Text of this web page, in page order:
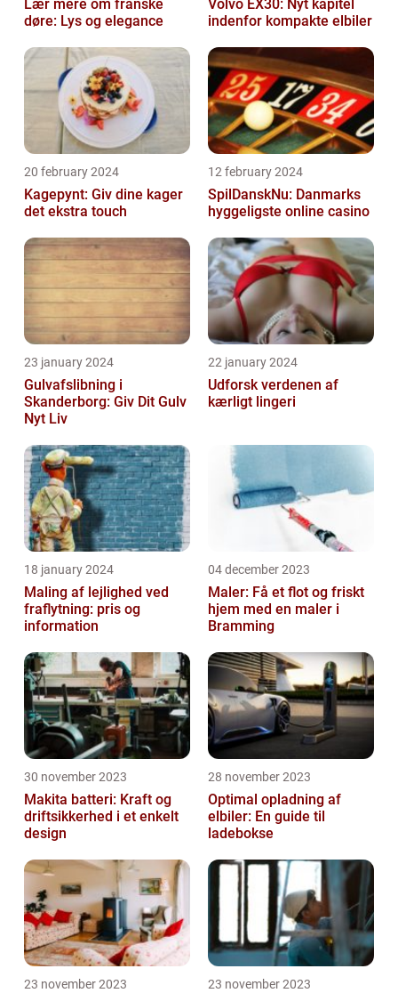
Lær mere om franske
døre: Lys og elegance
Volvo EX30: Nyt kapitel
indenfor kompakte elbiler
20 february 2024
Kagepynt: Giv dine kager
det ekstra touch
12 february 2024
SpilDanskNu: Danmarks
hyggeligste online casino
23 january 2024
Gulvafslibning i
Skanderborg: Giv Dit Gulv
Nyt Liv
22 january 2024
Udforsk verdenen af
kærligt lingeri
18 january 2024
Maling af lejlighed ved
fraflytning: pris og
information
04 december 2023
Maler: Få et flot og friskt
hjem med en maler i
Bramming
30 november 2023
Makita batteri: Kraft og
driftsikkerhed i et enkelt
design
28 november 2023
Optimal opladning af
elbiler: En guide til
ladebokse
23 november 2023 23 november 2023